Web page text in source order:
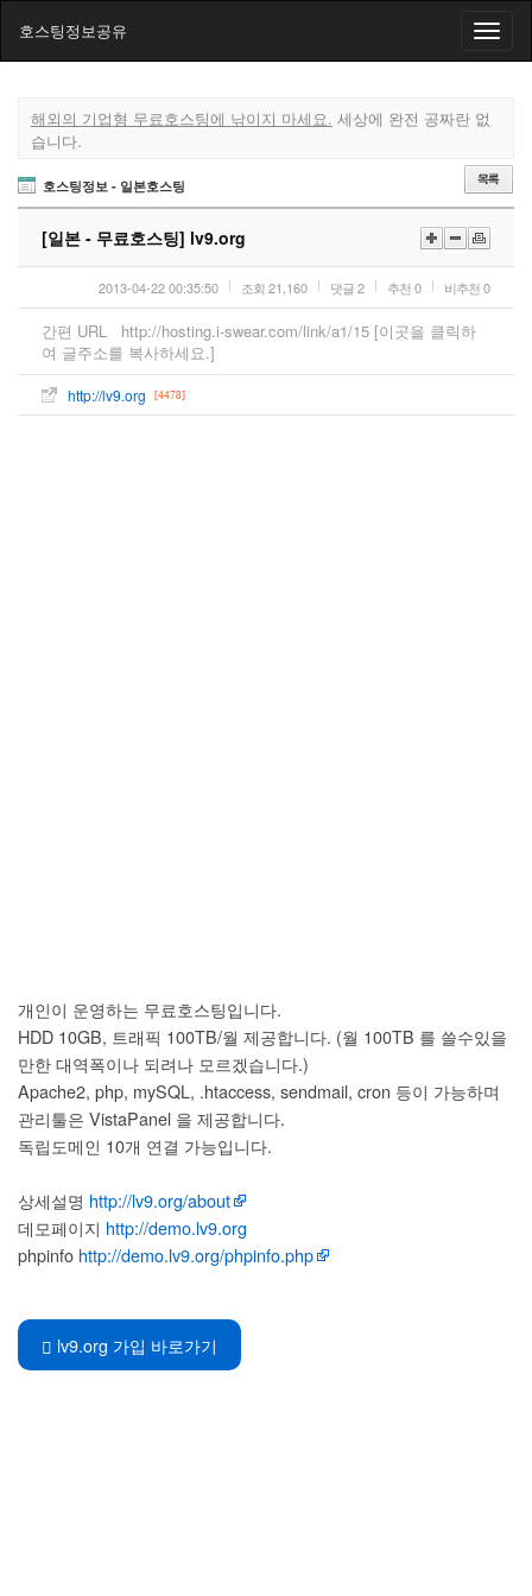
Toggle
호스팅정보공유
해외의 기업형 무료호스팅에 낚이지 마세요. 세상에 완전 공짜란 없
습니다.
호스팅정보 - 일본호스팅
[일본 - 무료호스팅] lv9.org
2013-04-22 00:35:50 조회21,160 댓글2 추천0 비추천0
간편 URL http://hosting.i-swear.com/link/a1/15 [이곳을 클릭하
여 글주소를 복사하세요.]
http://lv9.org [4478]
개인이 운영하는 무료호스팅입니다.
HDD 10GB, 트래픽 100TB/월 제공합니다. (월 100TB 를 쓸수있을
만한 대역폭이나 되려나 모르겠습니다.)
Apache2, php, mySQL, .htaccess, sendmail, cron 등이 가능하며
관리툴은 VistaPanel 을 제공합니다.
독립도메인 10개 연결 가능입니다.
상세설명 http://lv9.org/about
데모페이지 http://demo.lv9.org
phpinfo http://demo.lv9.org/phpinfo.php
lv9.org 가입 바로가기